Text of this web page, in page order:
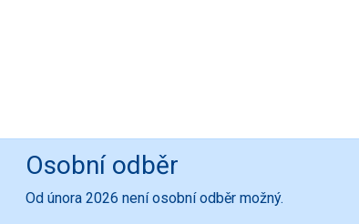
Osobní odběr
Od února 2026 není osobní odběr možný.